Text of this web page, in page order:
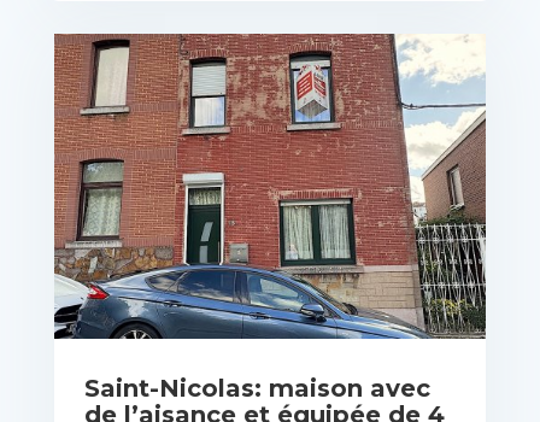
Saint-Nicolas: maison avec
de l’aisance et équipée de 4